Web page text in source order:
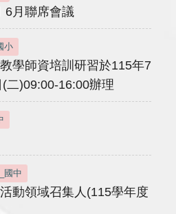
6月聯席會議
小
學師資培訓研習於115年7
二)09:00-16:00辦理
國中
動領域召集人(115學年度